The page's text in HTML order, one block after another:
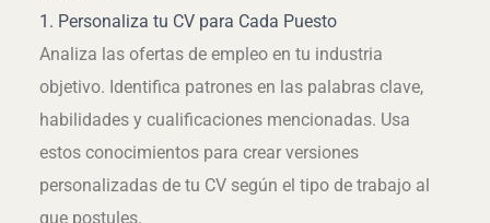
1. Personaliza tu CV para Cada Puesto
Analiza las ofertas de empleo en tu industria
objetivo. Identifica patrones en las palabras clave,
habilidades y cualificaciones mencionadas. Usa
estos conocimientos para crear versiones
personalizadas de tu CV según el tipo de trabajo al
que postules.